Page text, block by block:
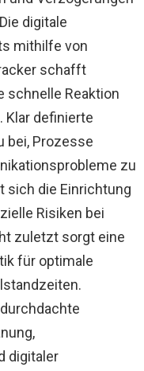
digitale
mithilfe von
schafft
schnelle Reaktion
Klar definierte
bei, Prozesse
zu
sich die Einrichtung
Risiken bei
zuletzt sorgt eine
für optimale
digitaler